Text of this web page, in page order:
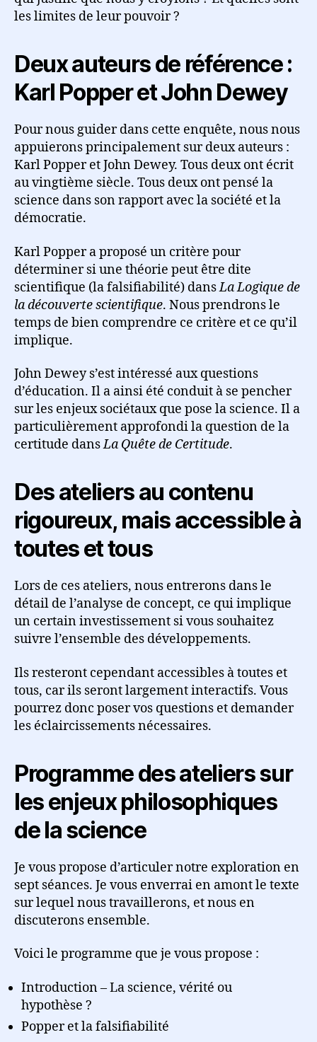
les limites de leur pouvoir ?
Deux auteurs de référence :
Karl Popper et John Dewey
Pour nous guider dans cette enquête, nous nous
appuierons principalement sur deux auteurs :
Karl Popper et John Dewey. Tous deux ont écrit
au vingtième siècle. Tous deux ont pensé la
science dans son rapport avec la société et la
démocratie.
Karl Popper a proposé un critère pour
déterminer si une théorie peut être dite
scientifique (la falsifiabilité) dansLa Logique de
la découverte scientifique. Nous prendrons le
temps de bien comprendre ce critère et ce qu’il
implique.
John Dewey s’est intéressé aux questions
d’éducation. Il a ainsi été conduit à se pencher
sur les enjeux sociétaux que pose la science. Il a
particulièrement approfondi la question de la
certitude dansLa Quête de Certitude.
Des ateliers au contenu
rigoureux, mais accessible à
toutes et tous
Lors de ces ateliers, nous entrerons dans le
détail de l’analyse de concept, ce qui implique
un certain investissement si vous souhaitez
suivre l’ensemble des développements.
Ils resteront cependant accessibles à toutes et
tous, car ils seront largement interactifs. Vous
pourrez donc poser vos questions et demander
les éclaircissements nécessaires.
Programme des ateliers sur
les enjeux philosophiques
de la science
Je vous propose d’articuler notre exploration en
sept séances. Je vous enverrai en amont le texte
sur lequel nous travaillerons, et nous en
discuterons ensemble.
Voici le programme que je vous propose :
Introduction – La science, vérité ou
hypothèse ?
Popper et la falsifiabilité